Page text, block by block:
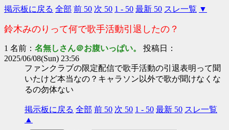
掲示板に戻る 全部 前 50 次 50 1 - 50 最新 50 スレ一覧 ▼
鈴木みのりって何で歌手活動引退したの？
1 名前： 名無しさん＠お腹いっぱい。 投稿日：
2025/06/08(Sun) 23:56
ファンクラブの限定配信で歌手活動の引退表明って聞
いたけど本当なの？キャラソン以外で歌が聞けなくな
るの勿体ない
掲示板に戻る 全部 前 50 次 50 1 - 50 最新 50 スレ一覧
▲